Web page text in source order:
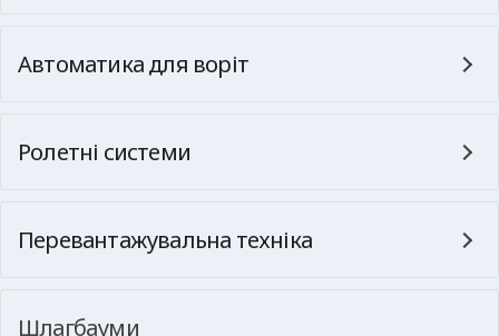
Автоматика для воріт
Ролетні системи
Перевантажувальна техніка
Шлагбауми